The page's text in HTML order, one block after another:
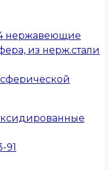
нержавеющие
из нерж.стали
91